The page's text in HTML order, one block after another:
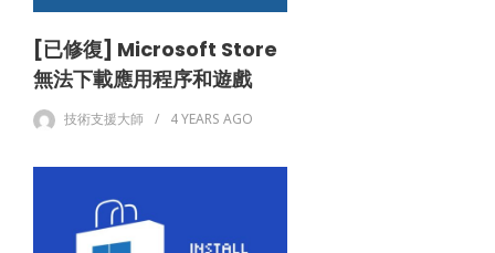
[已修復] Microsoft Store
無法下載應用程序和遊戲
技術支援大師 4 YEARS AGO